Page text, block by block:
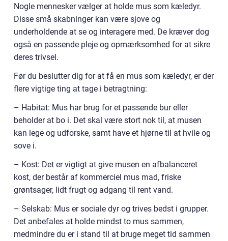
Nogle mennesker vælger at holde mus som kæledyr.
Disse små skabninger kan være sjove og
underholdende at se og interagere med. De kræver dog
også en passende pleje og opmærksomhed for at sikre
deres trivsel.
Før du beslutter dig for at få en mus som kæledyr, er der
flere vigtige ting at tage i betragtning:
– Habitat: Mus har brug for et passende bur eller
beholder at bo i. Det skal være stort nok til, at musen
kan lege og udforske, samt have et hjørne til at hvile og
sove i.
– Kost: Det er vigtigt at give musen en afbalanceret
kost, der består af kommerciel mus mad, friske
grøntsager, lidt frugt og adgang til rent vand.
– Selskab: Mus er sociale dyr og trives bedst i grupper.
Det anbefales at holde mindst to mus sammen,
medmindre du er i stand til at bruge meget tid sammen